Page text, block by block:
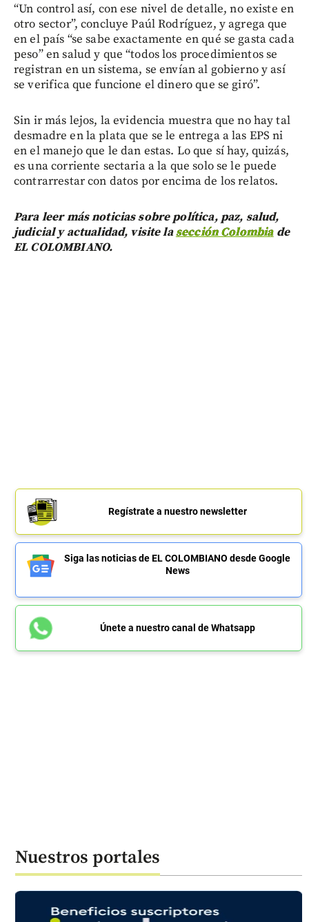
“Un control así, con ese nivel de detalle, no existe en
otro sector”, concluye Paúl Rodríguez, y agrega que
en el país “se sabe exactamente en qué se gasta cada
peso” en salud y que “todos los procedimientos se
registran en un sistema, se envían al gobierno y así
se verifica que funcione el dinero que se giró”.
Sin ir más lejos, la evidencia muestra que no hay tal
desmadre en la plata que se le entrega a las EPS ni
en el manejo que le dan estas. Lo que sí hay, quizás,
es una corriente sectaria a la que solo se le puede
contrarrestar con datos por encima de los relatos.
Para leer más noticias sobre política, paz, salud,
judicial y actualidad, visite lasección Colombiade
EL COLOMBIANO.
Regístrate a nuestro newsletter
Siga las noticias de EL COLOMBIANO desde Google
News
Únete a nuestro canal de Whatsapp
Nuestros portales